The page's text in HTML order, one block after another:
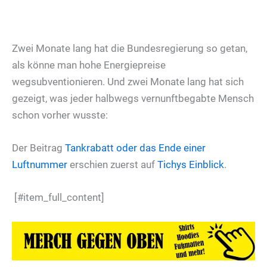
Zwei Monate lang hat die Bundesregierung so getan,
als könne man hohe Energiepreise
wegsubventionieren. Und zwei Monate lang hat sich
gezeigt, was jeder halbwegs vernunftbegabte Mensch
schon vorher wusste:
Der Beitrag Tankrabatt oder das Ende einer
Luftnummer erschien zuerst auf Tichys Einblick.
[#item_full_content]